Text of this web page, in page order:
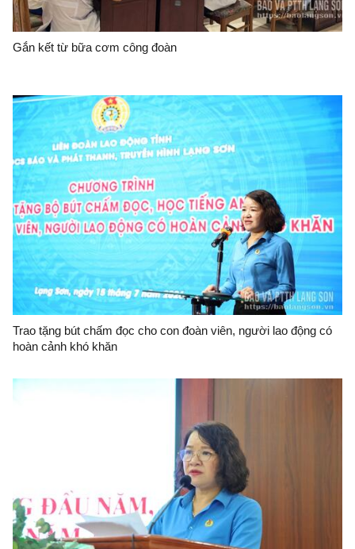
Gắn kết từ bữa cơm công đoàn
Trao tặng bút chấm đọc cho con đoàn viên, người lao động có
hoàn cảnh khó khăn